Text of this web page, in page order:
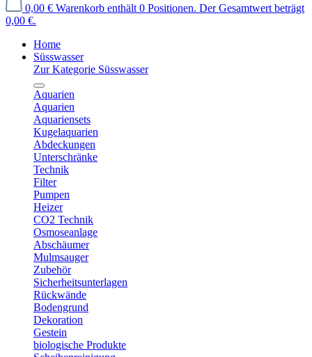
0,00 € Warenkorb enthält 0 Positionen. Der Gesamtwert beträgt
0,00 €.
Home
Süsswasser
Zur Kategorie Süsswasser
Aquarien
Aquarien
Aquariensets
Kugelaquarien
Abdeckungen
Unterschränke
Technik
Filter
Pumpen
Heizer
CO2 Technik
Osmoseanlage
Abschäumer
Mulmsauger
Zubehör
Sicherheitsunterlagen
Rückwände
Bodengrund
Dekoration
Gestein
biologische Produkte